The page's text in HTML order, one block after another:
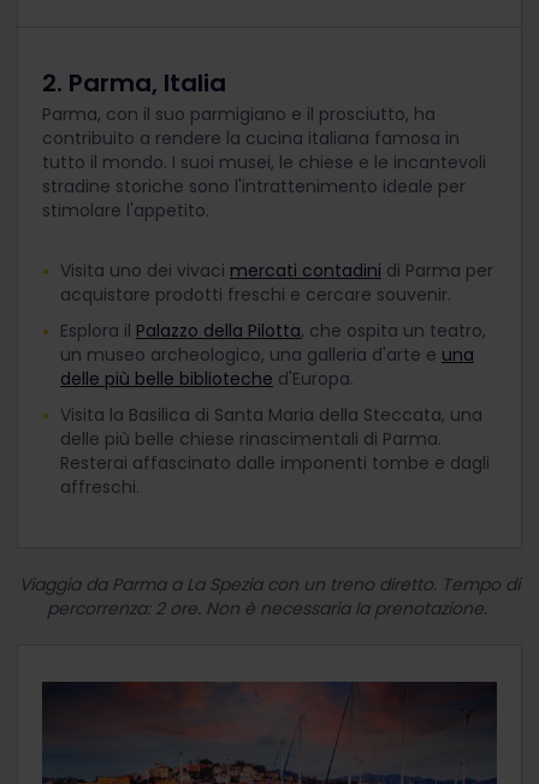
2. Parma, Italia
Parma, con il suo parmigiano e il prosciutto, ha
contribuito a rendere la cucina italiana famosa in
tutto il mondo. I suoi musei, le chiese e le incantevoli
stradine storiche sono l'intrattenimento ideale per
stimolare l'appetito.
Visita uno dei vivaci mercati contadini di Parma per
acquistare prodotti freschi e cercare souvenir.
Esplora il Palazzo della Pilotta, che ospita un teatro,
un museo archeologico, una galleria d'arte e una
delle più belle biblioteche d'Europa.
Visita la Basilica di Santa Maria della Steccata, una
delle più belle chiese rinascimentali di Parma.
Resterai affascinato dalle imponenti tombe e dagli
affreschi.
Viaggia da Parma a La Spezia con un treno diretto. Tempo di
percorrenza: 2 ore. Non è necessaria la prenotazione.